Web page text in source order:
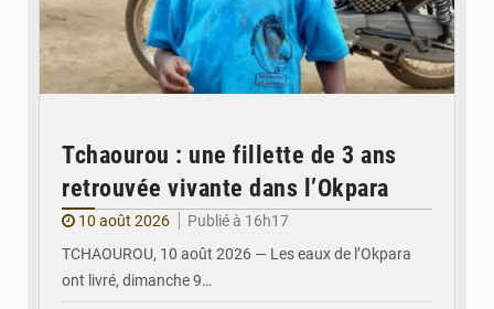
Tchaourou : une fillette de 3 ans
retrouvée vivante dans l’Okpara
10 août 2026
Publié à 16h17
TCHAOUROU, 10 août 2026 — Les eaux de l’Okpara
ont livré, dimanche 9…